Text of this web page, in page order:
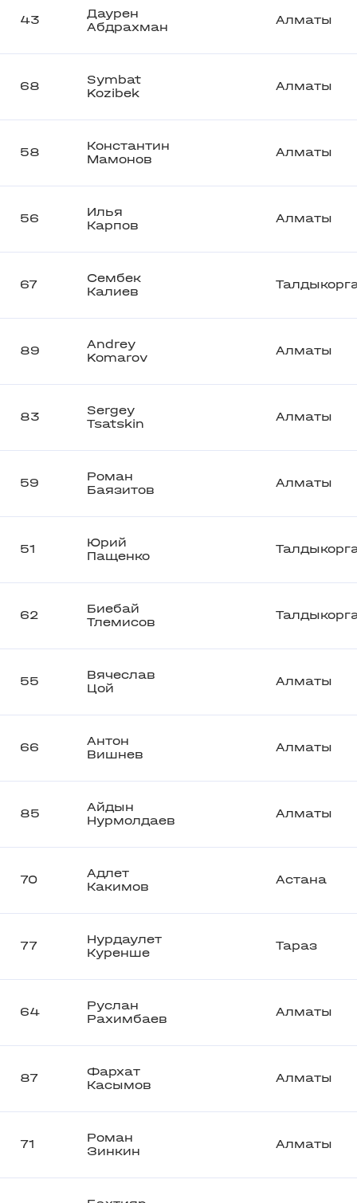
43
Даурен
Абдрахман
Алматы
68
Symbat
Kozibek
Алматы
58
Константин
Мамонов
Алматы
56
Илья
Карпов
Алматы
67
Сембек
Калиев
89
Andrey
Komarov
Алматы
83
Sergey
Tsatskin
Алматы
59
Роман
Баязитов
Алматы
51
Юрий
Пащенко
62
Биебай
Тлемисов
55
Вячеслав
Цой
Алматы
66
Антон
Вишнев
Алматы
85
Айдын
Нурмолдаев
Алматы
70
Адлет
Какимов
Астана
77
Нурдаулет
Куренше
Тараз
64
Руслан
Рахимбаев
Алматы
87
Фархат
Касымов
Алматы
71
Роман
Зинкин
Алматы